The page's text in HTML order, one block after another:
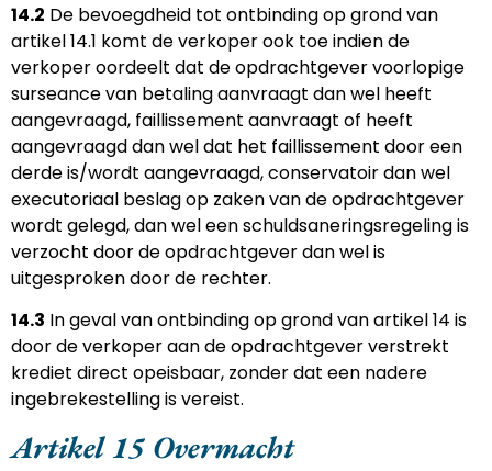
14.2 De bevoegdheid tot ontbinding op grond van
artikel 14.1 komt de verkoper ook toe indien de
verkoper oordeelt dat de opdrachtgever voorlopige
surseance van betaling aanvraagt dan wel heeft
aangevraagd, faillissement aanvraagt of heeft
aangevraagd dan wel dat het faillissement door een
derde is/wordt aangevraagd, conservatoir dan wel
executoriaal beslag op zaken van de opdrachtgever
wordt gelegd, dan wel een schuldsaneringsregeling is
verzocht door de opdrachtgever dan wel is
uitgesproken door de rechter.
14.3 In geval van ontbinding op grond van artikel 14 is
door de verkoper aan de opdrachtgever verstrekt
krediet direct opeisbaar, zonder dat een nadere
ingebrekestelling is vereist.
Artikel 15 Overmacht